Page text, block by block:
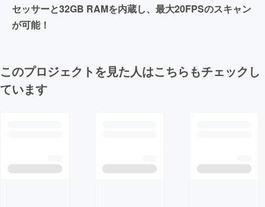
セッサーと32GB RAMを内蔵し、最大20FPSのスキャン
が可能！
このプロジェクトを見た人はこちらもチェックし
ています